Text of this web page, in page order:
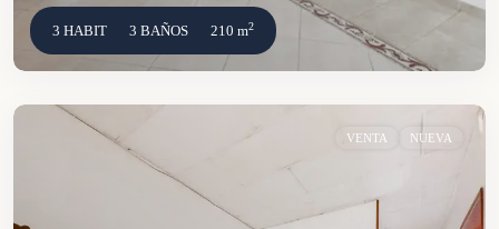
3 HABIT 3 BAÑOS 210 m2
VENTA NUEVA